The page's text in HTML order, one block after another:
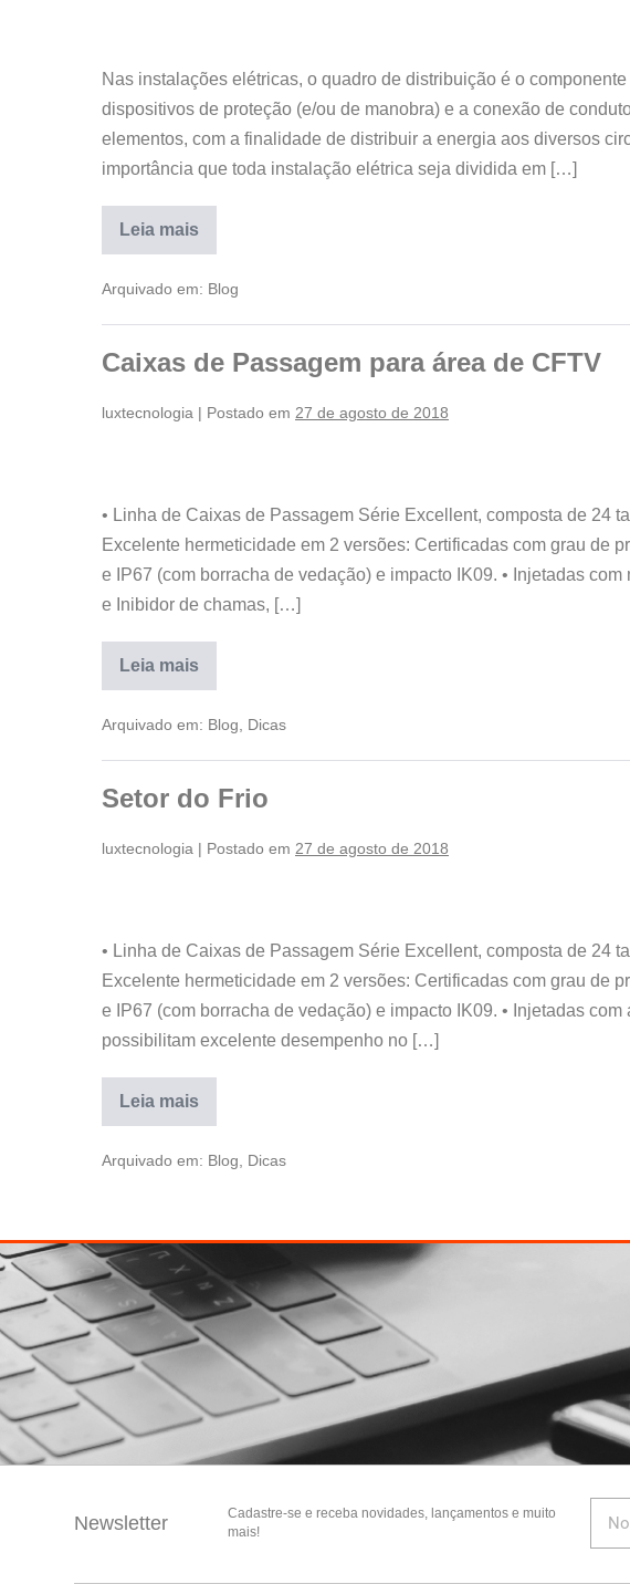
Nas instalações elétricas, o quadro de distribuição é o
dispositivos de proteção (e/ou de manobra) e a conexão de
elementos, com a finalidade de distribuir a energia aos diversos
importância que toda instalação elétrica seja dividida em […]
Leia mais
Arquivado em: Blog
Caixas de Passagem para área de CFTV
luxtecnologia | Postado em 27 de agosto de 2018
• Linha de Caixas de Passagem Série Excellent, composta de 24
Excelente hermeticidade em 2 versões: Certificadas com grau de
e IP67 (com borracha de vedação) e impacto IK09. • Injetadas
e Inibidor de chamas, […]
Leia mais
Arquivado em: Blog Dicas
Setor do Frio
luxtecnologia | Postado em 27 de agosto de 2018
• Linha de Caixas de Passagem Série Excellent, composta de 24
Excelente hermeticidade em 2 versões: Certificadas com grau de
e IP67 (com borracha de vedação) e impacto IK09. • Injetadas
possibilitam excelente desempenho no […]
Leia mais
Arquivado em: Blog Dicas
Newsletter
Cadastre-se e receba novidades, lançamentos e muito
mais!